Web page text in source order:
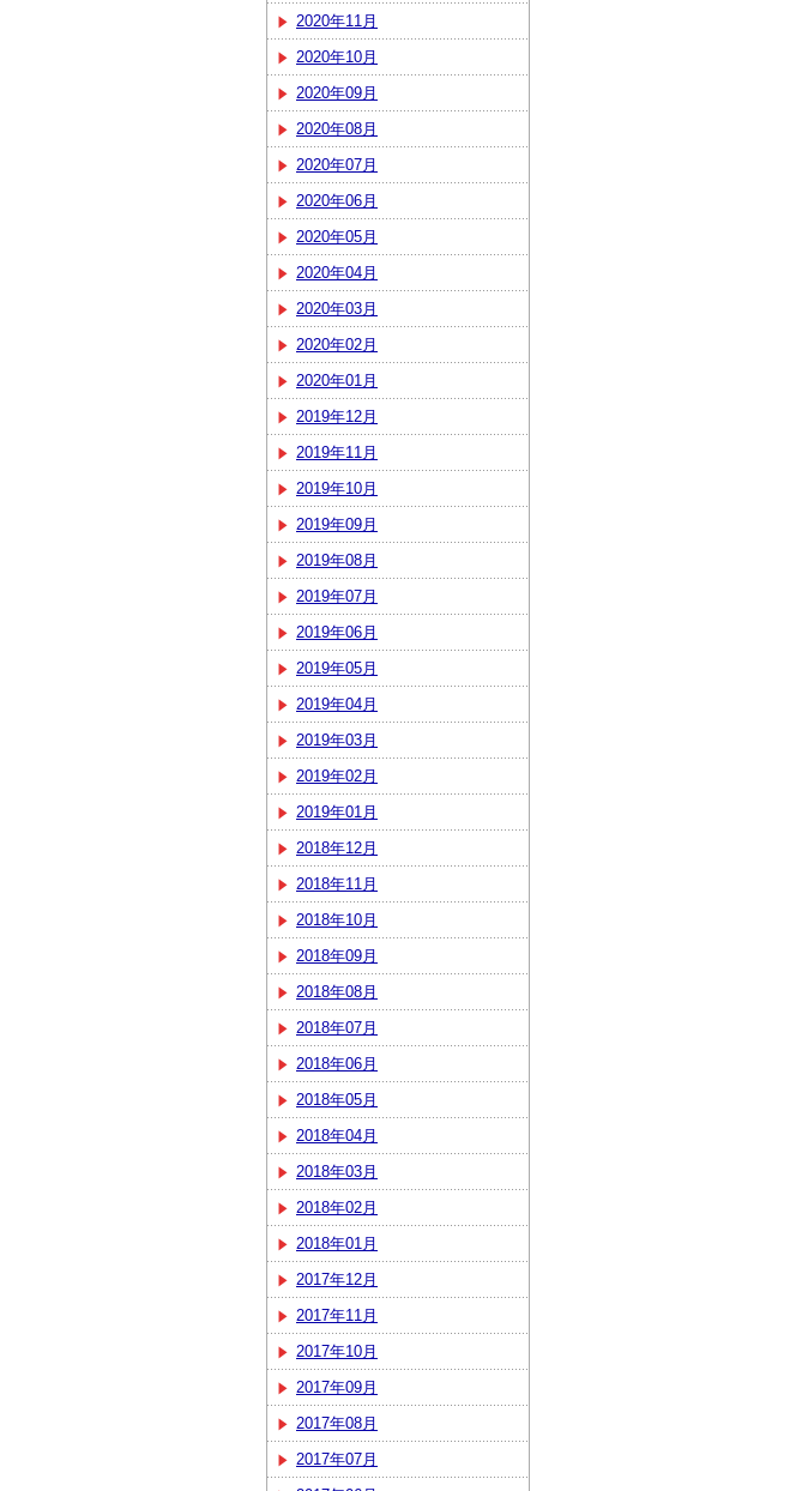
2020年11月
2020年10月
2020年09月
2020年08月
2020年07月
2020年06月
2020年05月
2020年04月
2020年03月
2020年02月
2020年01月
2019年12月
2019年11月
2019年10月
2019年09月
2019年08月
2019年07月
2019年06月
2019年05月
2019年04月
2019年03月
2019年02月
2019年01月
2018年12月
2018年11月
2018年10月
2018年09月
2018年08月
2018年07月
2018年06月
2018年05月
2018年04月
2018年03月
2018年02月
2018年01月
2017年12月
2017年11月
2017年10月
2017年09月
2017年08月
2017年07月